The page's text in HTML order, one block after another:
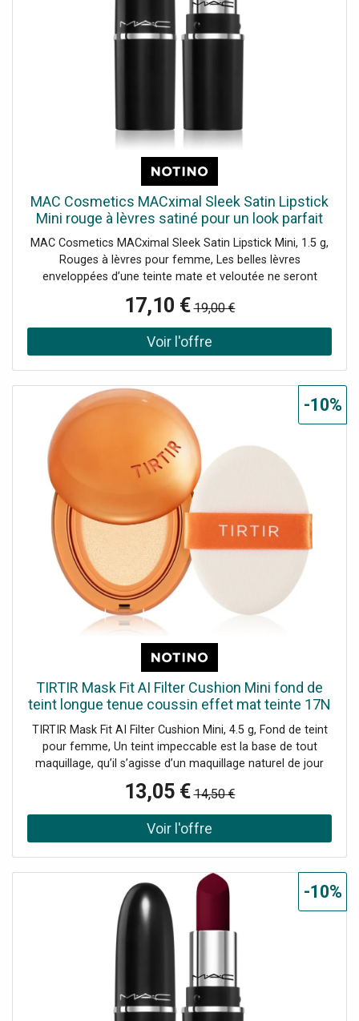
Respectez le mode d’emploi. Utilisez un lubrifiant à base
d’eau. Veillez à assurer l’entretien et le nettoyage réguliers
de vos accessoires. Nettoyez à l’eau tiède ou avec un
MAC Cosmetics MACximal Sleek Satin Lipstick
Mini rouge à lèvres satiné pour un look parfait
teinte PARAMOUNT 1.5 g
MAC Cosmetics MACximal Sleek Satin Lipstick Mini, 1.5 g,
Rouges à lèvres pour femme, Les belles lèvres
enveloppées d’une teinte mate et veloutée ne seront
MACximal Sleek Satin Lipstick Mini recouvre la surface de
vos lèvres d’une couche de couleur riche et longue durée
au fini mat et élégant qui souligne parfaitement tout type
sèche immédiatement après avoir été appliqué et sa
teinte mate ne quittera pas vos lèvres des heures durant. Il
vous aidera non seulement à mettre en valeur vos lèvres,
mais aussi à leur donner la forme souhaitée, voire à les
faire paraître plus volumineuses. Vous obtiendrez très
facilement des lèvres magnifiquement teintées et
parfaitement dessinées qui attireront les regards et
inviteront aux baisers. Le produit : haute pigmentation
hydrate et prend soin de vos lèvres texture crémeuse
effet satiné permet de maquiller les lèvres et les joues
Mode d’emploi : Pour une plus longue tenue du rouge à
lèvres, tracez d’abord le contour avec un crayon avant de
remplir les lèvres. Appliquez sur les lèvres par petites
touches, du centre vers les commissures. Répétez
l’opération pour souligner davantage. Utilisez ce produit
seul ou avec votre gloss préféré.
17,10 € 19,00 €
TIRTIR Mask Fit AI Filter Cushion Mini fond de
teint longue tenue coussin effet mat teinte 17N
Vanilla 4.5 g
TIRTIR Mask Fit AI Filter Cushion Mini, 4.5 g, Fond de teint
pour femme, Un teint impeccable est la base de tout
maquillage, qu’il s’agisse d’un maquillage naturel de jour
ou sophistiqué de soirée. Le fond de teint TIRTIR Mask Fit
AI Filter Cushion Mini vous aidera à avoir une belle peau. Il
se fond parfaitement avec votre peau et assure une
parfaite unification de teinte. Grâce à sa capacité de
ou les traces d’acné. Vous obtiendrez en un instant une
apparence de couleur unifiée, qui servira de base à tout
maquillage ultérieur. Le produit : effet longue tenue unifie
la teinte du visage hydrate rend la peau plus mate illumine
la peau excellente capacité de couverture n’obstrue pas
les pores application simple lisse la surface du visage ne
crée aucun effet masque la superposition de plusieurs
couches augmente l’intensité du maquillage Composition
du produit : niacinamide – favorise l’éclat de la peau,
13,05 € 14,50 €
-10%
-10%